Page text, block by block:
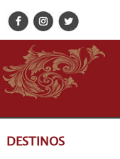
DESTINOS